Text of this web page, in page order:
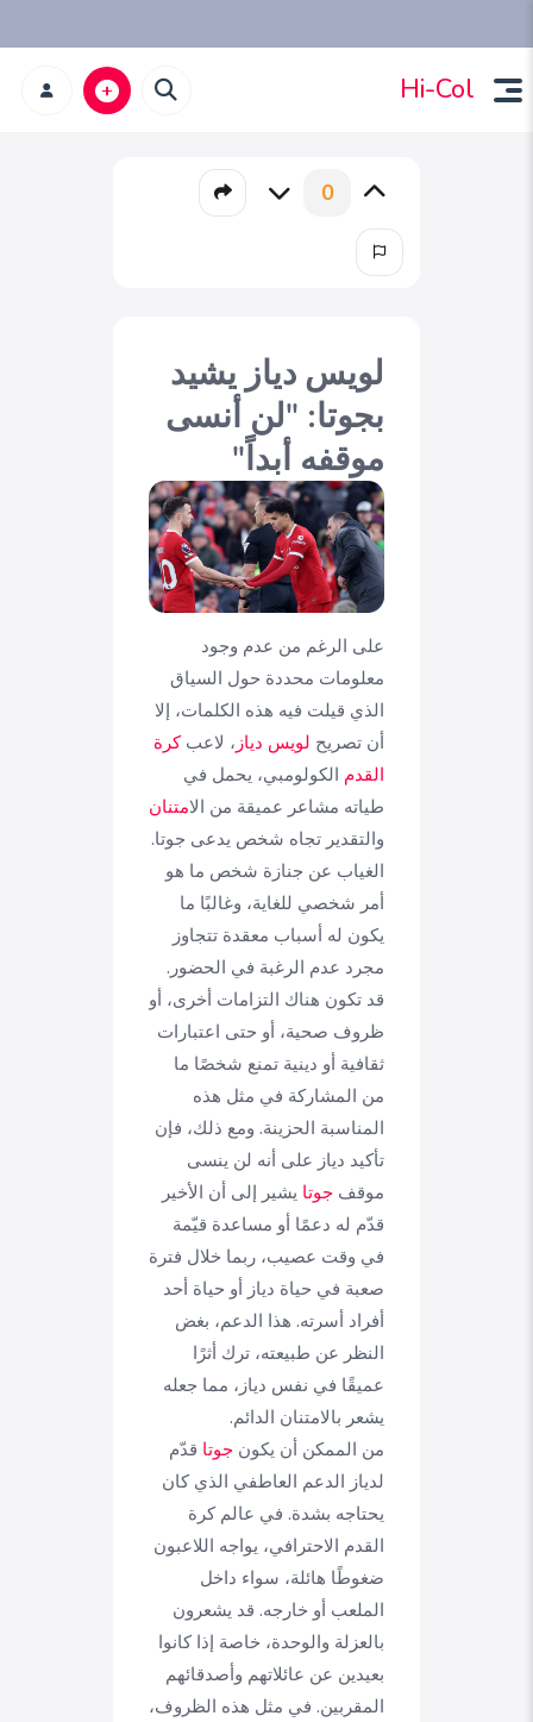
Hi-Col
0
لويس دياز يشيد
بجوتا: "لن أنسى
موقفه أبداً"
على الرغم من عدم وجود
معلومات محددة حول السياق
الذي قيلت فيه هذه الكلمات، إلا
أن تصريح لويس دياز ، لاعبكرة
القدم الكولومبي، يحمل في
طياته مشاعر عميقة من الامتنان
والتقدير تجاه شخص يدعى جوتا.
الغياب عن جنازة شخص ما هو
أمر شخصي للغاية، وغالبًا ما
يكون له أسباب معقدة تتجاوز
مجرد عدم الرغبة في الحضور.
قد تكون هناك التزامات أخرى، أو
ظروف صحية، أو حتى اعتبارات
ثقافية أو دينية تمنع شخصًا ما
من المشاركة في مثل هذه
المناسبة الحزينة. ومع ذلك، فإن
تأكيد دياز على أنه لن ينسى
موقف جوتا يشير إلى أن الأخير
قدّم له دعمًا أو مساعدة قيّمة
في وقت عصيب، ربما خلال فترة
صعبة في حياة دياز أو حياة أحد
أفراد أسرته. هذا الدعم، بغض
النظر عن طبيعته، ترك أثرًا
عميقًا في نفس دياز، مما جعله
يشعر بالامتنان الدائم.
من الممكن أن يكون جوتا قدّم
لدياز الدعم العاطفي الذي كان
يحتاجه بشدة. في عالم كرة
القدم الاحترافي، يواجه اللاعبون
ضغوطًا هائلة، سواء داخل
الملعب أو خارجه. قد يشعرون
بالعزلة والوحدة، خاصة إذا كانوا
بعيدين عن عائلاتهم وأصدقائهم
المقربين. في مثل هذه الظروف،